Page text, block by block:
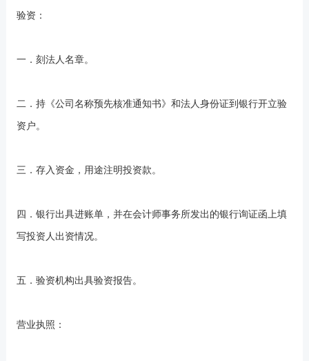
验资：
一．刻法人名章。
二．持《公司名称预先核准通知书》和法人身份证到银行开立验
资户。
三．存入资金，用途注明投资款。
四．银行出具进账单，并在会计师事务所发出的银行询证函上填
写投资人出资情况。
五．验资机构出具验资报告。
营业执照：